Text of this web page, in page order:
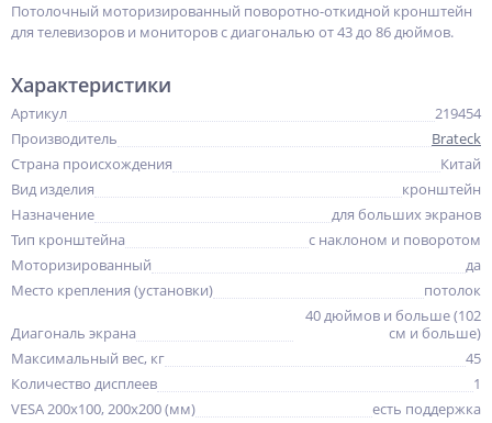
Потолочный моторизированный поворотно-откидной кронштейн
для телевизоров и мониторов с диагональю от 43 до 86 дюймов.
Характеристики
Артикул
219454
Производитель
Brateck
Страна происхождения
Китай
Вид изделия
кронштейн
Назначение
для больших экранов
Тип кронштейна
с наклоном и поворотом
Моторизированный
да
Место крепления (установки)
потолок
Диагональ экрана
40 дюймов и больше (102
см и больше)
Максимальный вес, кг
45
Количество дисплеев
1
VESA 200x100, 200x200 (мм)
есть поддержка